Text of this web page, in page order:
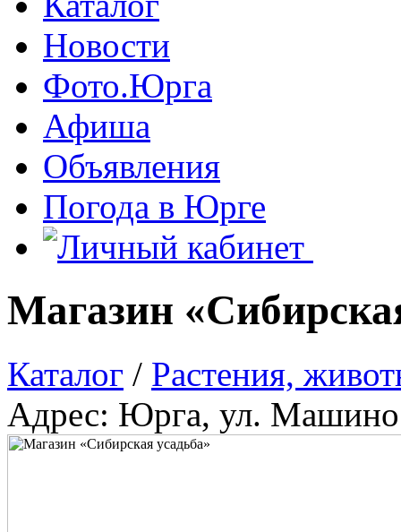
Новости
Фото.Юрга
Афиша
Объявления
Погода в Юрге
Магазин
Каталог / Растения,
Адрес: Юрга, ул.